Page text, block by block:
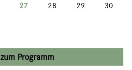
27 28 29 30
zum Programm